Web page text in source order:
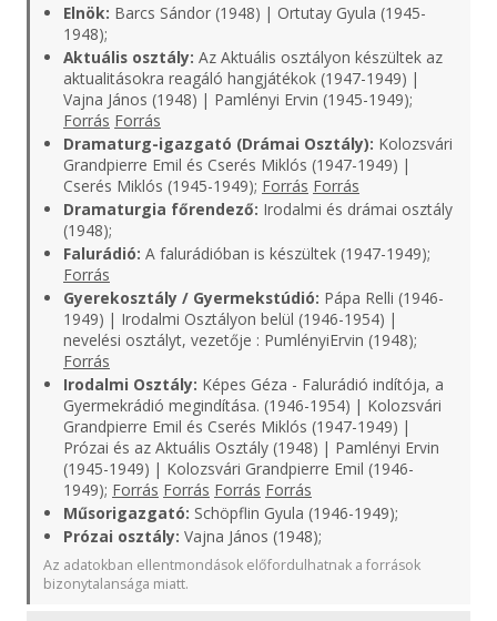
Elnök: Barcs Sándor (1948) | Ortutay Gyula (1945-
1948);
Aktuális osztály: Az Aktuális osztályon készültek az
aktualitásokra reagáló hangjátékok (1947-1949) |
Vajna János (1948) | Pamlényi Ervin (1945-1949);
Forrás Forrás
Dramaturg-igazgató (Drámai Osztály): Kolozsvári
Grandpierre Emil és Cserés Miklós (1947-1949) |
Cserés Miklós (1945-1949); Forrás Forrás
Dramaturgia főrendező: Irodalmi és drámai osztály
(1948);
Falurádió: A falurádióban is készültek (1947-1949);
Forrás
Gyerekosztály / Gyermekstúdió: Pápa Relli (1946-
1949) | Irodalmi Osztályon belül (1946-1954) |
nevelési osztályt, vezetője : PumlényiErvin (1948);
Forrás
Irodalmi Osztály: Képes Géza - Falurádió indítója, a
Gyermekrádió megindítása. (1946-1954) | Kolozsvári
Grandpierre Emil és Cserés Miklós (1947-1949) |
Prózai és az Aktuális Osztály (1948) | Pamlényi Ervin
(1945-1949) | Kolozsvári Grandpierre Emil (1946-
1949); Forrás Forrás Forrás Forrás
Műsorigazgató: Schöpflin Gyula (1946-1949);
Prózai osztály: Vajna János (1948);
Az adatokban ellentmondások előfordulhatnak a források
bizonytalansága miatt.